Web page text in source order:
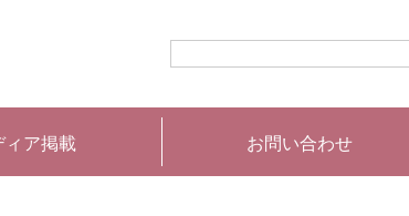
ィア掲載 お問い合わせ